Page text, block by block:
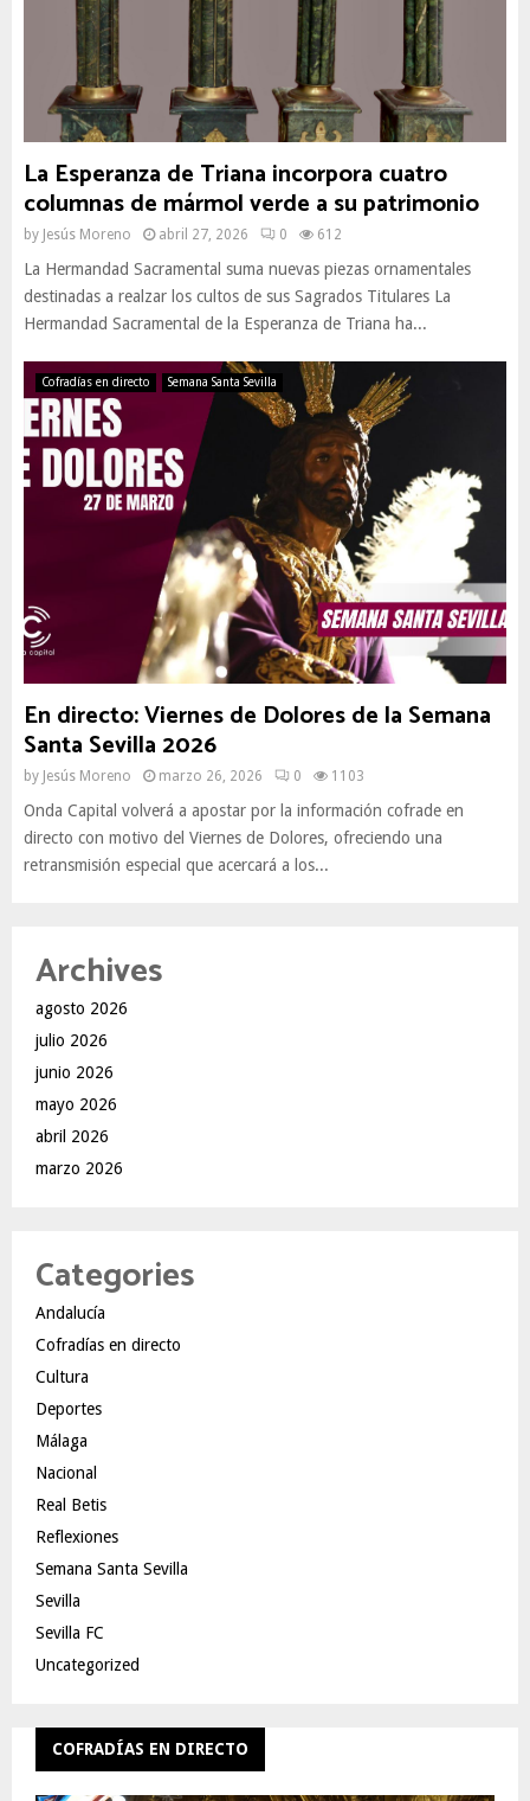
La Esperanza de Triana incorpora cuatro
columnas de mármol verde a su patrimonio
by Jesús Moreno abril 27, 2026 0 612
La Hermandad Sacramental suma nuevas piezas ornamentales
destinadas a realzar los cultos de sus Sagrados Titulares La
Hermandad Sacramental de la Esperanza de Triana ha...
Cofradías en directo Semana Santa Sevilla
En directo: Viernes de Dolores de la Semana
Santa Sevilla 2026
by Jesús Moreno marzo 26, 2026 0 1103
Onda Capital volverá a apostar por la información cofrade en
directo con motivo del Viernes de Dolores, ofreciendo una
retransmisión especial que acercará a los...
Archives
agosto 2026
julio 2026
junio 2026
mayo 2026
abril 2026
marzo 2026
Categories
Andalucía
Cofradías en directo
Cultura
Deportes
Málaga
Nacional
Real Betis
Reflexiones
Semana Santa Sevilla
Sevilla
Sevilla FC
Uncategorized
COFRADÍAS EN DIRECTO